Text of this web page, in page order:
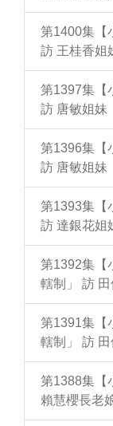
第1400集【
訪 王桂香姐
第1397集【
訪 唐敏姐妹
第1396集【
訪 唐敏姐妹
第1393集【
訪 達銀花姐
第1392集【
轄制」 訪 田
第1391集【
轄制」 訪 田
第1388集【
賴慧櫻長老